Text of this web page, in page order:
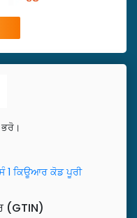
ਭਰੋ।
1 ਕਿਊਆਰ ਕੋਡ ਪੂਰੀ